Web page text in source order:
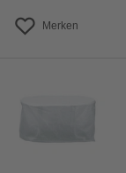
Merken